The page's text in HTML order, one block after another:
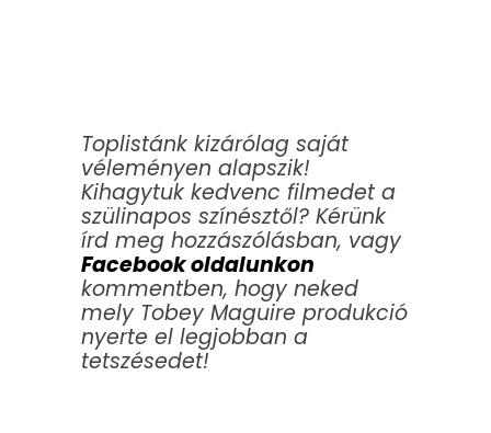
Toplistánk kizárólag saját
véleményen alapszik!
Kihagytuk kedvenc filmedet a
szülinapos színésztől? Kérünk
írd meg hozzászólásban, vagy
Facebook oldalunkon
kommentben, hogy neked
mely Tobey Maguire produkció
nyerte el legjobban a
tetszésedet!